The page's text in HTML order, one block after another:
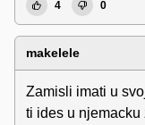
4 0
makelele
Zamisli imati u
ti ides u